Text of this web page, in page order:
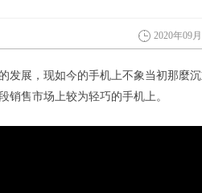
2020年09
发展，现如今的手机上不象当初那麼
销售市场上较为轻巧的手机上。